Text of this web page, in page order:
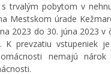
trvalým pobytom v
Mestskom úrade
2023 do 30. júna 2023 v
K prevzatiu vstupeniek
nemajú